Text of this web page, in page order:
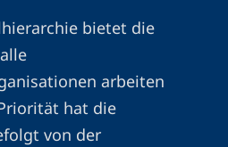
bietet die
arbeiten
hat die
von der